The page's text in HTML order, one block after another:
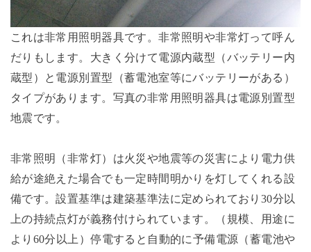
これは非常用照明器具です。非常照明や非常灯って呼ん
だりもします。大きく分けて電源内蔵型（バッテリー内
蔵型）と電源別置型（蓄電池室等にバッテリーがある）
タイプがあります。写真の非常用照明器具は電源別置型
地震です。
非常照明（非常灯）は火災や地震等の災害により電力供
給が途絶えた場合でも一定時間明かりを灯してくれる設
備です。設置基準は建築基準法に定められており30分以
上の持続点灯が義務付けられています。（規模、用途に
より60分以上）停電すると自動的に予備電源（蓄電池や